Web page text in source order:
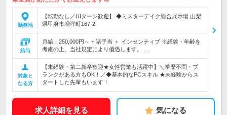
勤務地
【転勤なし／UIターン歓迎】 ◆ミスターデイク総合展示場 山梨
県甲府市増坪町167-2
給与
月給：250,000円～ + 諸手当 ＋ インセンティブ ※経験・年齢を
考慮の上、当社規定により優遇します。 …
対象と
なる方
【未経験・第二新卒歓迎★女性営業も活躍中】＼学歴不問・ブ
ランクがある方もOK！／◆基本的なPCスキル ★未経験からス
タートした先輩もいます！
求人詳細を見る 気になる